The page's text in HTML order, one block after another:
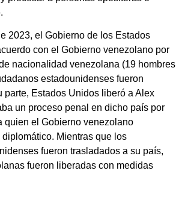
2023, el Gobierno de los Estados
con el Gobierno venezolano por
nacionalidad venezolana (19 hombres
estadounidenses fueron
parte, Estados Unidos liberó a Alex
un proceso penal en dicho país por
quien el Gobierno venezolano
Mientras que los
fueron trasladados a su país,
fueron liberadas con medidas